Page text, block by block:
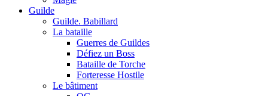
Guilde
Guilde. Babillard
La bataille
Guerres de Guildes
Défiez un Boss
Bataille de Torche
Forteresse Hostile
Le bâtiment